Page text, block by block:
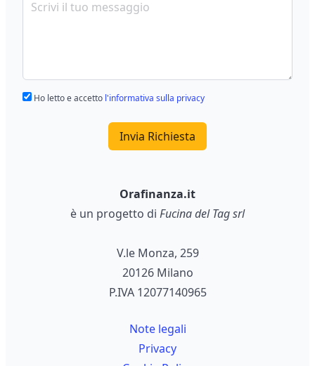
Ho letto e accetto l'informativa sulla privacy
Invia Richiesta
Orafinanza.it
è un progetto di Fucina del Tag srl
V.le Monza, 259
20126 Milano
P.IVA 12077140965
Note legali
Privacy